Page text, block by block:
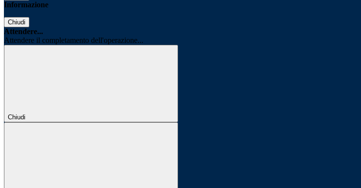
Informazione
Chiudi
Attendere...
Attendere il completamento dell'operazione...
Chiudi